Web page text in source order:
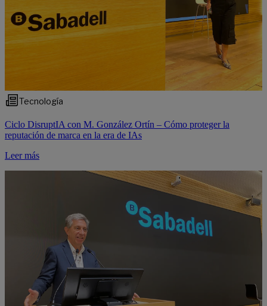
Tecnología
Ciclo DisruptIA con M. González Ortín – Cómo proteger la
reputación de marca en la era de IAs
Leer más